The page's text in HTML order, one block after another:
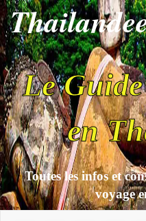
Le
en
Toutes les infos et
voyage